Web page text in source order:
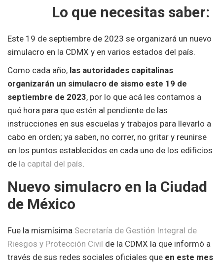
Lo que necesitas saber:
Este 19 de septiembre de 2023 se organizará un nuevo
simulacro en la CDMX y en varios estados del país.
Como cada año, las autoridades capitalinas
organizarán un simulacro de sismo este 19 de
septiembre de 2023, por lo que acá les contamos a
qué hora para que estén al pendiente de las
instrucciones en sus escuelas y trabajos para llevarlo a
cabo en orden; ya saben, no correr, no gritar y reunirse
en los puntos establecidos en cada uno de los edificios
de la capital del país.
Nuevo simulacro en la Ciudad
de México
Fue la mismísima Secretaría de Gestión Integral de
Riesgos y Protección Civil de la CDMX la que informó a
través de sus redes sociales oficiales que en este mes